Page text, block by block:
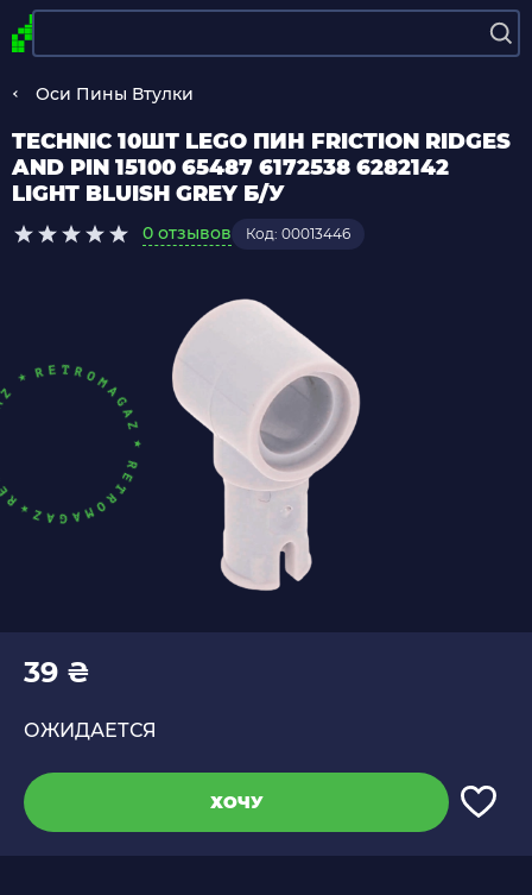
Оси Пины Втулки
TECHNIC 10ШТ LEGO ПИН FRICTION RIDGES
AND PIN 15100 65487 6172538 6282142
LIGHT BLUISH GREY Б/У
0 отзывов Код: 00013446
39 ₴
ОЖИДАЕТСЯ
ХОЧУ